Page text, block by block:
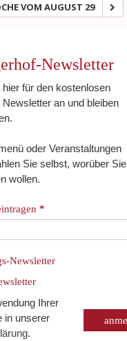
VOM AUGUST 29
Newsletter
für den kostenlosen
an und bleiben
oder Veranstaltungen
Sie selbst, worüber Sie
wollen.
*
Newsletter
Ihrer
in unserer
.